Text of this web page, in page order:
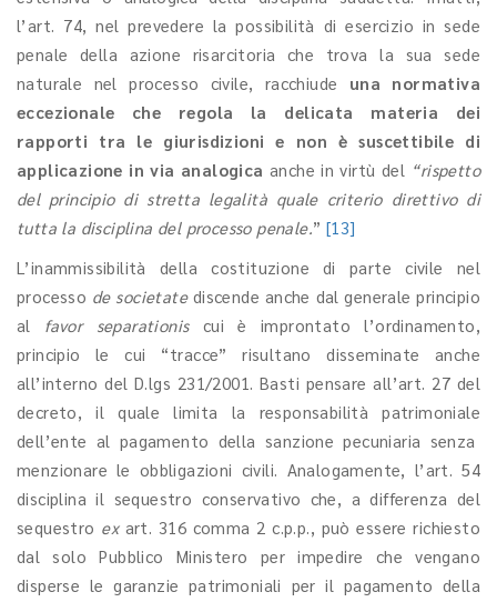
l’art. 74, nel prevedere la possibilità di esercizio in sede
penale della azione risarcitoria che trova la sua sede
naturale nel processo civile, racchiude una normativa
eccezionale che regola la delicata materia dei
rapporti tra le giurisdizioni e non è suscettibile di
applicazione in via analogica anche in virtù del “rispetto
del principio di stretta legalità quale criterio direttivo di
tutta la disciplina del processo penale.” [13]
L’inammissibilità della costituzione di parte civile nel
processo de societate discende anche dal generale principio
al favor separationis cui è improntato l’ordinamento,
principio le cui “tracce” risultano disseminate anche
all’interno del D.lgs 231/2001. Basti pensare all’art. 27 del
decreto, il quale limita la responsabilità patrimoniale
dell’ente al pagamento della sanzione pecuniaria senza
menzionare le obbligazioni civili. Analogamente, l’art. 54
disciplina il sequestro conservativo che, a differenza del
sequestro ex art. 316 comma 2 c.p.p., può essere richiesto
dal solo Pubblico Ministero per impedire che vengano
disperse le garanzie patrimoniali per il pagamento della